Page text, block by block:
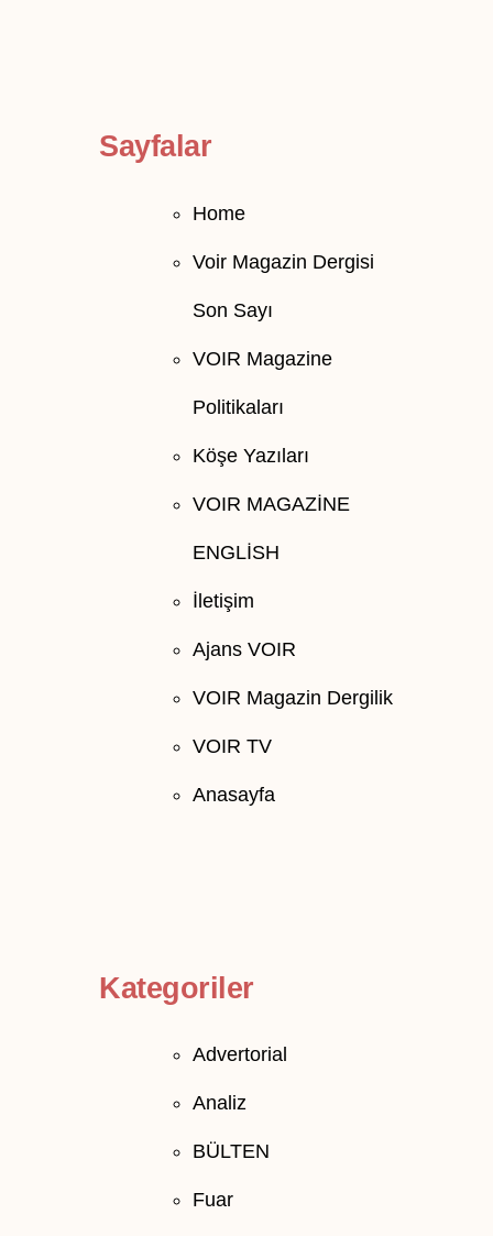
Sayfalar
Home
Voir Magazin Dergisi
Son Sayı
VOIR Magazine
Politikaları
Köşe Yazıları
VOIR MAGAZİNE
ENGLİSH
İletişim
Ajans VOIR
VOIR Magazin Dergilik
VOIR TV
Anasayfa
Kategoriler
Advertorial
Analiz
BÜLTEN
Fuar